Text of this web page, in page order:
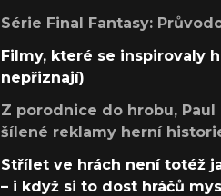
Série Final Fantasy:
Filmy, které se inspirovaly
nepřiznají)
Z porodnice do hrobu,
šílené reklamy herní
Střílet ve hrách není totéž
– i když si to dost hráčů